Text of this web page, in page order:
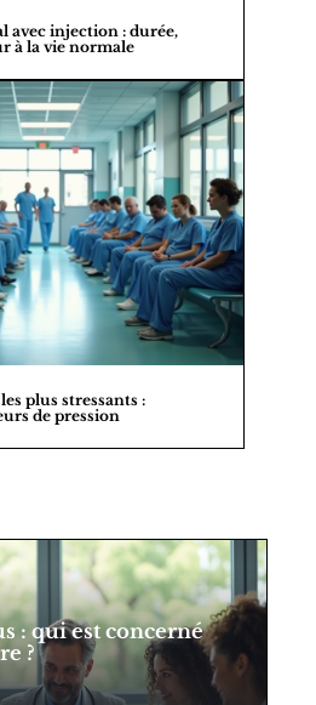
avec injection : durée,
à la vie normale
plus stressants :
de pression
: qui est concerné
?